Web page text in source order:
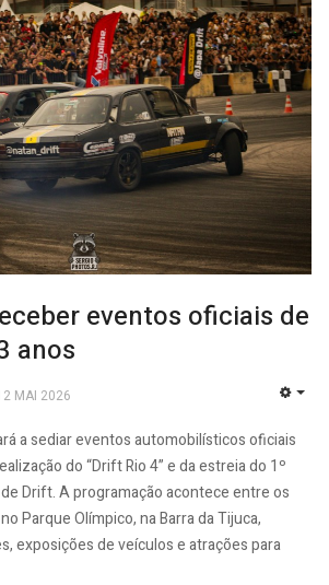
eventos oficiais de
anos
MAI 2026
a sediar eventos automobilísticos oficiais
do “Drift Rio 4” e da estreia do 1º
Drift. A programação acontece entre os
Parque Olímpico, na Barra da Tijuca,
exposições de veículos e atrações para